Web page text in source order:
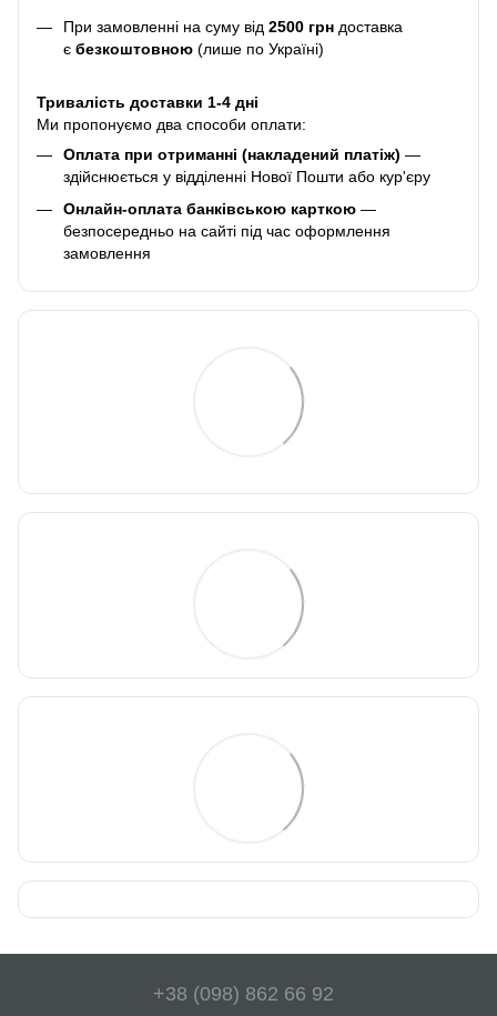
При замовленні на суму від 2500 грн доставка
є безкоштовною (лише по Україні)
Тривалість доставки 1-4 дні
Ми пропонуємо два способи оплати:
Оплата при отриманні (накладений платіж) —
здійснюється у відділенні Нової Пошти або кур'єру
Онлайн-оплата банківською карткою —
безпосередньо на сайті під час оформлення
замовлення
+38 (098) 862 66 92